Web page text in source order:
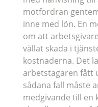
motfordran
inne med lön. En
om att
vållat skada i
kostnaderna. Det
arbetstagaren fått
sådana fall måste
medgivande till en